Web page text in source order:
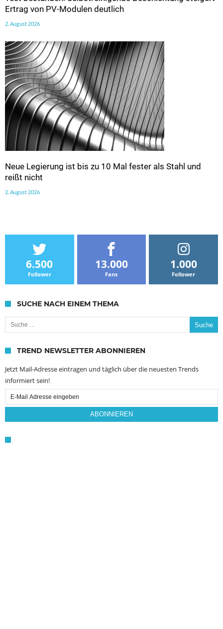
Ertrag von PV-Modulen deutlich
2. August 2026
Neue Legierung ist bis zu 10 Mal fester als Stahl und
reißt nicht
2. August 2026
6.500
Follower
13.000
Fans
1.000
Follower
SUCHE NACH EINEM THEMA
Suche nach:
TREND NEWSLETTER ABONNIEREN
Jetzt Mail-Adresse eintragen und täglich über die neuesten Trends
informiert sein!
Email
Subscription
ABONNIEREN